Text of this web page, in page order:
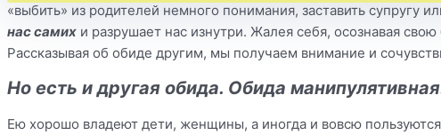
«выбить» из родителей немного понимания, заставить супругу
нас самих и разрушает нас изнутри. Жалея себя, осознавая
Рассказывая об обиде другим, мы получаем внимание и
Но есть и другая обида. Обида
Ею хорошо владеют дети, женщины, а иногда и вовсю